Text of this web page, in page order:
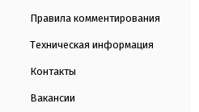
Правила комментирования
Техническая информация
Контакты
Вакансии